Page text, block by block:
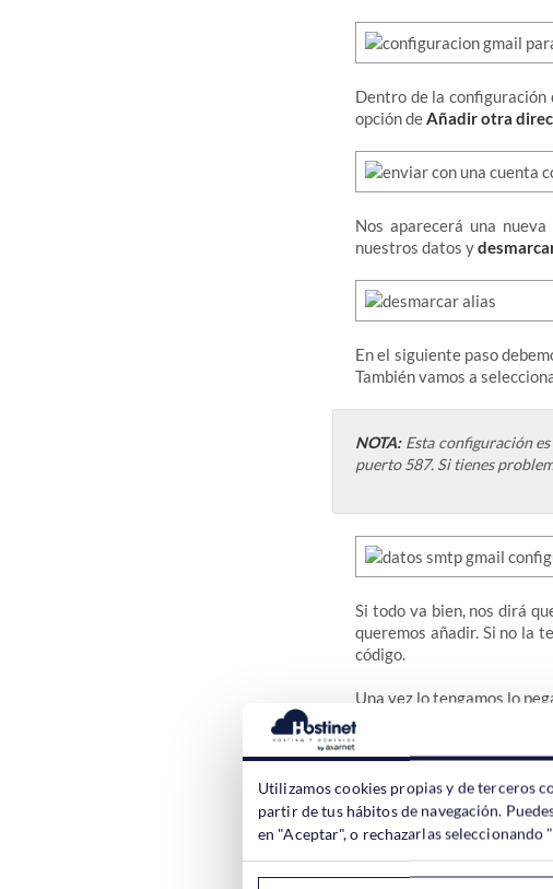
Dentro de la configuración
opción deAñadir otra
Nos aparecerá una
nuestros datos y
En el siguiente paso
También vamos a
NOTA: Esta configuración
puerto 587. Si tienes
Si todo va bien, nos dirá
queremos añadir. Si no la
código.
Una vez lo tengamos lo
Después podemos
Utilizamos cookies propias y de terceros
partir de tus hábitos de navegación.
en "Aceptar", o rechazarlas